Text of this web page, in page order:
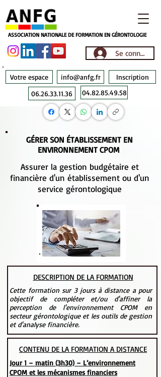
ASSOCIATION NATIONALE DE FORMATION EN GÉRONTOLOGIE
Se connecter
Votre espace info@anfg.fr
Inscription
06.26.33.11.36
04.82.85.49.58
GÉRER SON ÉTABLISSEMENT EN
ENVIRONNEMENT CPOM
Assurer la gestion budgétaire et
financière d'un établissement ou d'un
service gérontologique
DESCRIPTION DE LA FORMATION
Cette formation sur 3 jours à distance a pour
objectif de compléter et/ou d'affiner la
perception de l'environnement CPOM en
secteur gérontologique et les outils de gestion
et d'analyse financière.
CONTENU DE LA FORMATION A DISTANCE
Jour 1 – matin (3h30) – L’environnement
CPOM et les mécanismes financiers